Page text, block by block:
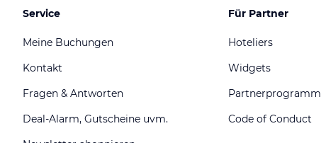
Service
Meine Buchungen
Kontakt
Fragen & Antworten
Deal-Alarm, Gutscheine uvm.
Für Partner
Hoteliers
Widgets
Partnerprogramm
Code of Conduct